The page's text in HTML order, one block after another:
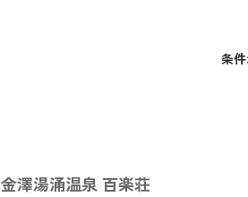
条
金澤湯涌温泉 百楽荘